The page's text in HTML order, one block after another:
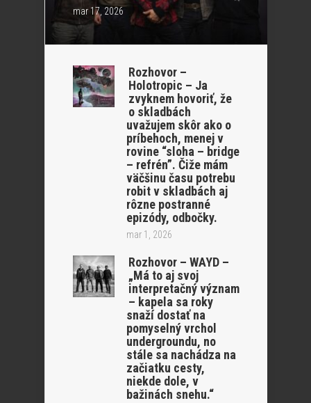
mar 17, 2026
Rozhovor –
Holotropic – Ja
zvyknem hovoriť, že
o skladbách
uvažujem skôr ako o
príbehoch, menej v
rovine “sloha – bridge
– refrén”. Čiže mám
väčšinu času potrebu
robit v skladbách aj
rôzne postranné
epizódy, odbočky.
mar 1, 2026
Rozhovor – WAYD –
„Má to aj svoj
interpretačný význam
– kapela sa roky
snaží dostať na
pomyselný vrchol
undergroundu, no
stále sa nachádza na
začiatku cesty,
niekde dole, v
bažinách snehu.“